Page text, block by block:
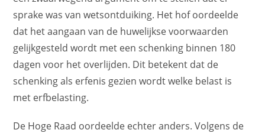
sprake was van wetsontduiking. Het hof oordeelde
dat het aangaan van de huwelijkse voorwaarden
gelijkgesteld wordt met een schenking binnen 180
dagen voor het overlijden. Dit betekent dat de
schenking als erfenis gezien wordt welke belast is
met erfbelasting.
De Hoge Raad oordeelde echter anders. Volgens de